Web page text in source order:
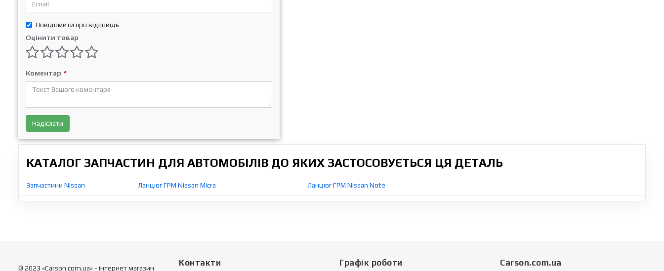
Повідомити про відповідь
Оцінити товар
Коментар *
Надіслати
КАТАЛОГ ЗАПЧАСТИН ДЛЯ АВТОМОБІЛІВ ДО ЯКИХ ЗАСТОСОВУЄТЬСЯ ЦЯ ДЕТАЛЬ
Запчастини Nissan Ланцюг ГРМ Nissan Micra Ланцюг ГРМ Nissan Note
© 2023 «Carson.com.ua» - інтернет магазин
Контакти Графік роботи Carson.com.ua